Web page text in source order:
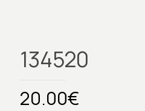
134520
20.00€